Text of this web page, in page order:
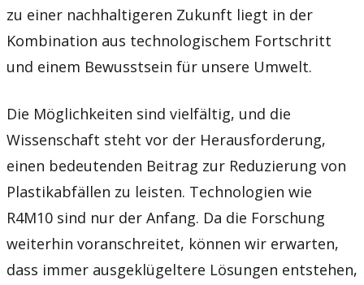
zu einer nachhaltigeren Zukunft liegt in der
Kombination aus technologischem Fortschritt
und einem Bewusstsein für unsere Umwelt.
Die Möglichkeiten sind vielfältig, und die
Wissenschaft steht vor der Herausforderung,
einen bedeutenden Beitrag zur Reduzierung von
Plastikabfällen zu leisten. Technologien wie
R4M10 sind nur der Anfang. Da die Forschung
weiterhin voranschreitet, können wir erwarten,
dass immer ausgeklügeltere Lösungen entstehen,